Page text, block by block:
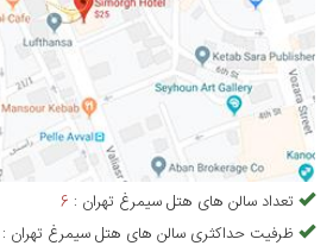
تعداد سالن های هتل سیمرغ تهران :
6
ظرفیت حداکثری سالن های هتل سیمرغ تهران :